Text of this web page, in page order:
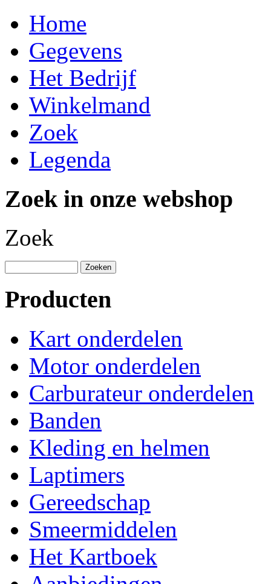
Home
Gegevens
Het Bedrijf
Winkelmand
Zoek
Legenda
Zoek in onze webshop
Zoek
Producten
Kart onderdelen
Motor onderdelen
Carburateur onderdelen
Banden
Kleding en helmen
Laptimers
Gereedschap
Smeermiddelen
Het Kartboek